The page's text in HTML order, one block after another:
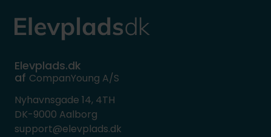
Elevplads.dk
af CompanYoung A/S
Nyhavnsgade 14, 4TH
DK-9000 Aalborg
support@elevplads.dk